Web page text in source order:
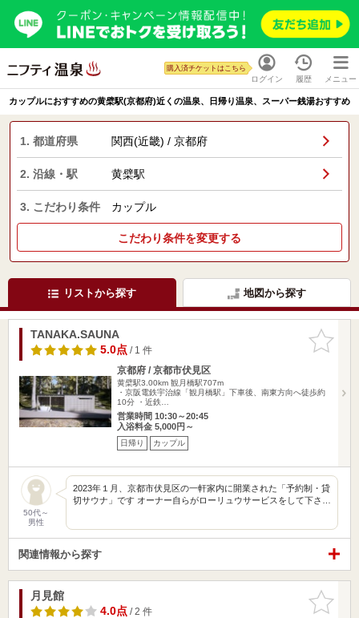
ログイン
購入済チケットはこちら
履歴 メニュー
カップルにおすすめの黄檗駅(京都府)近くの温泉、日帰り温泉、スーパー銭湯おすすめ
1. 都道府県 関西(近畿) / 京都府
2. 沿線・駅 黄檗駅
3. こだわり条件 カップル
こだわり条件を変更する
リストから探す 地図から探す
お気に入
りに追加
TANAKA.SAUNA
5.0点/ 1 件
京都府 / 京都市伏見区
黄檗駅3.00km 観月橋駅707m
・京阪電鉄宇治線「観月橋駅」下車後、南東方向へ徒歩約
10分 ・近鉄…
営業時間 10:30～20:45
入浴料金 5,000円～
日帰り カップル
50代～
男性
2023年１月、京都市伏見区の一軒家内に開業された「予約制・貸
切サウナ」です オーナー自らがローリュウサービスをして下さ…
関連情報から探す
お気に入
りに追加
月見館
4.0点/ 2 件